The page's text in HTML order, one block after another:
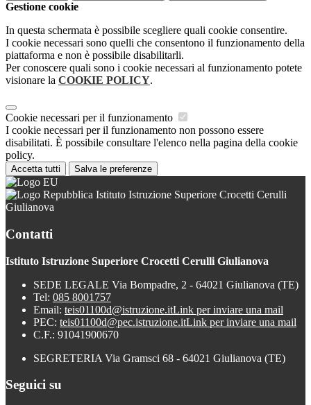
Gestione cookie
In questa schermata è possibile scegliere quali cookie consentire.
I cookie necessari sono quelli che consentono il funzionamento della
piattaforma e non è possibile disabilitarli.
Per conoscere quali sono i cookie necessari al funzionamento potete
visionare la COOKIE POLICY.
Cookie necessari per il funzionamento
I cookie necessari per il funzionamento non possono essere
disabilitati. È possibile consultare l'elenco nella pagina della cookie
policy.
Accetta tutti Salva le preferenze
Istituto Istruzione Superiore Crocetti Cerulli
Giulianova
Contatti
Istituto Istruzione Superiore Crocetti Cerulli Giulianova
SEDE LEGALE Via Bompadre, 2 - 64021 Giulianova (TE)
Tel: 085 8001757
Email: teis01100d@istruzione.itLink per inviare una mail
PEC: teis01100d@pec.istruzione.itLink per inviare una mail
C.F.: 91041900670
SEGRETERIA Via Gramsci 68 - 64021 Giulianova (TE)
Seguici su